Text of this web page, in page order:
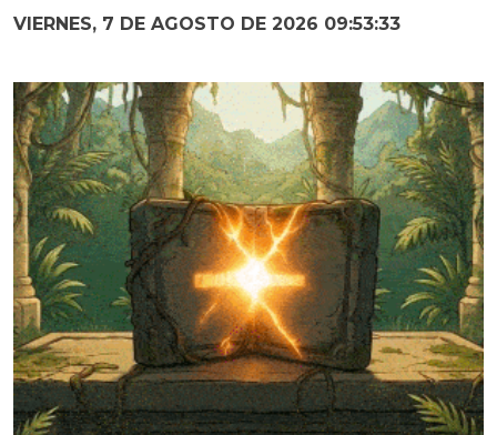
VIERNES, 7 DE AGOSTO DE 2026 09:53:34